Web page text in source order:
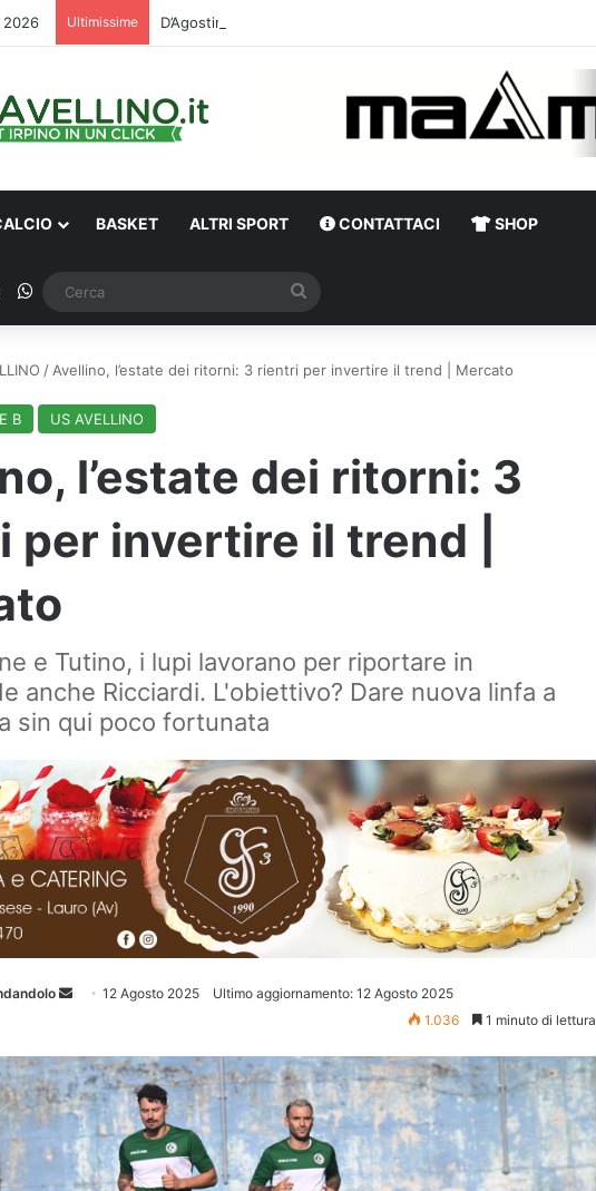
2026 Ultimissime
BASKET ALTRI SPORT CONTATTACI SHOP
Instagram
WhatsApp
/ Avellino, l’estate dei ritorni: 3 rientri per invertire il trend | Mercato
B US AVELLINO
l’estate dei ritorni: 3
per invertire il trend |
e Tutino, i lupi lavorano per riportare in
anche Ricciardi. L'obiettivo? Dare nuova linfa a
sin qui poco fortunata
Invia 12 Agosto 2025
Ultimo aggiornamento: 12 Agosto 2025
1.036
1 minuto di lettura